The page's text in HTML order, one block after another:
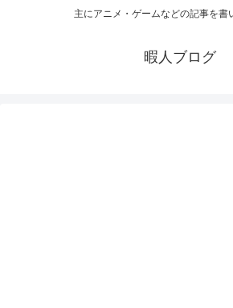
主にアニメ・ゲームなどの記事を書
暇人ブログ